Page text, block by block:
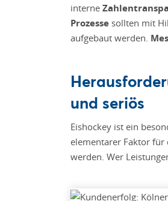
interne
Prozesse sollten mit
aufgebaut werden.
und seriös
Eishockey ist ein
elementarer Faktor für
werden. Wer